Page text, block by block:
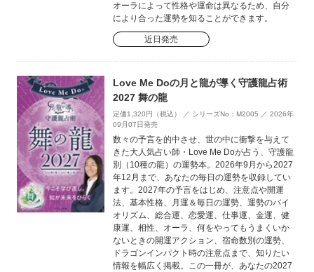
オーラによって性格や運命は異なるため、自分
により合った運勢を知ることができます。
近日発売
Love Me Doの月と龍が導く守護龍占術
2027 舞の龍
定価1,320円（税込） ／ シリーズNo：M2005 ／ 2026年
09月07日発売
数々の予言を的中させ、世の中に衝撃を与えて
きた大人気占い師・Love Me Doが占う、守護龍
別（10種の龍）の運勢本。2026年9月から2027
年12月まで、あなたの毎日の運勢を収録してい
ます。2027年の予言をはじめ、注意点や開運
法、基本性格、月運＆毎日の運勢、運勢のバイ
オリズム、総合運、恋愛運、仕事運、金運、健
康運、相性、オーラ、何をやってもうまくいか
ないときの開運アクション、宿命数別の運勢、
ドラゴンインパクト時の注意点まで、知りたい
情報を幅広く掲載。この一冊が、あなたの2027